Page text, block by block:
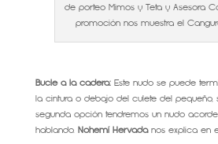
de porteo Mimos y Teta y Asesora
promoción nos muestra el
Bucle a la cadera:Este nudo se puede
la cintura o debajo del culete del pequeño,
segunda opción tendremos un nudo
hablando. Nohemí Hervadanos explica en